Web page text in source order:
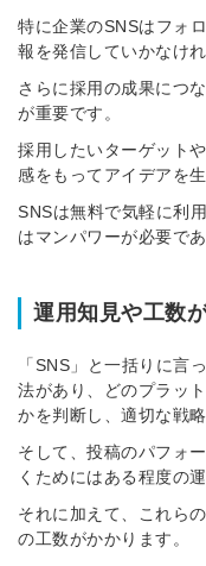
特に企業のSNSはフォ
報を発信していかなけ
さらに採用の成果につ
が重要です。
採用したいターゲット
感をもってアイデアを
SNSは無料で気軽に利
はマンパワーが必要で
運用知見や工数
「SNS」と一括りに言
法があり、どのプラッ
かを判断し、適切な戦
そして、投稿のパフォ
くためにはある程度の
それに加えて、これら
の工数がかかります。